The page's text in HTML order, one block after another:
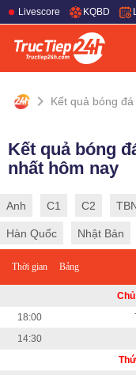
Livescore KQBD
Kết quả bóng đá
Kết quả bóng
nhất hôm nay
Anh C1 C2
Hàn Quốc Nhật Bản
Thời gian Bảng
18:00
14:30